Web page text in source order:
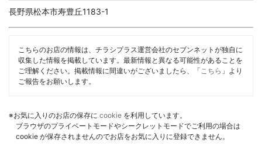
長野県松本市寿豊丘1183-1
こちらのお店の情報は、チラシプラス運営会社のセブンネットが独自に
収集した情報を掲載しています。最新情報と異なる可能性があることを
ご理解ください。掲載情報に間違いがございましたら、「こちら 」より
ご報告をお願いします。
※お気に入りのお店の保存に cookie を利用しています。
ブラウザのプライベートモードやシークレットモードでご利用の場合は
cookie が保存されませんのでお店をお気に入りに登録できません。